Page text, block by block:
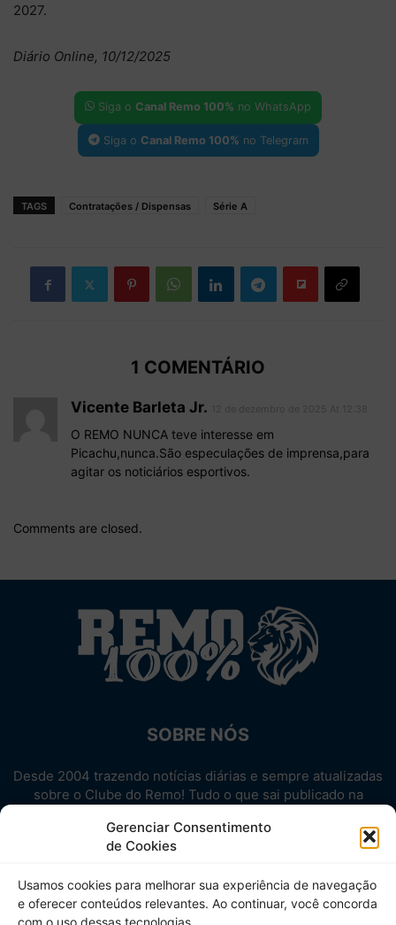
Gerenciar Consentimento
de Cookies
Usamos cookies para melhorar sua experiência de navegação
e oferecer conteúdos relevantes. Ao continuar, você concorda
com o uso dessas tecnologias.
2027.
Diário Online, 10/12/2025
Siga o Canal Remo 100% no WhatsApp
Siga o Canal Remo 100% no Telegram
TAGS Contratações / Dispensas Série A
1 COMENTÁRIO
Vicente Barleta Jr.
O REMO NUNCA teve interesse em
Picachu,nunca.São especulações de imprensa,para
agitar os noticiários esportivos.
Comments are closed.
SOBRE NÓS
Desde 2004 trazendo notícias diárias e sempre atualizadas
sobre o Clube do Remo! Tudo o que sai publicado na
Aproveite! Site não-oficial.
SIGA-NOS